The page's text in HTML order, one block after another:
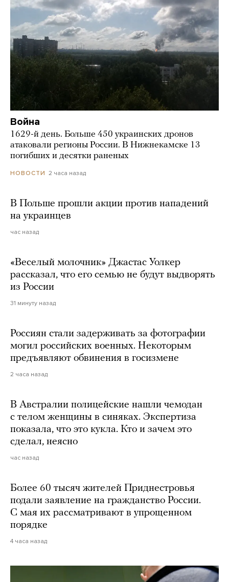
Война
1629-й день. Больше 450 украинских дронов
атаковали регионы России. В Нижнекамске 13
погибших и десятки раненых
НОВОСТИ 2 часа назад
В Польше прошли акции против нападений
на украинцев
час назад
«Веселый молочник» Джастас Уолкер
рассказал, что его семью не будут выдворять
из России
31 минуту назад
Россиян стали задерживать за фотографии
могил российских военных. Некоторым
предъявляют обвинения в госизмене
2 часа назад
В Австралии полицейские нашли чемодан
с телом женщины в синяках. Экспертиза
показала, что это кукла. Кто и зачем это
сделал, неясно
час назад
Более 60 тысяч жителей Приднестровья
подали заявление на гражданство России.
С мая их рассматривают в упрощенном
порядке
4 часа назад